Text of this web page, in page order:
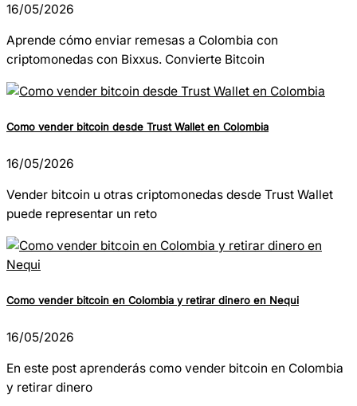
16/05/2026
Aprende cómo enviar remesas a Colombia con
criptomonedas con Bixxus. Convierte Bitcoin
Como vender bitcoin desde Trust Wallet en Colombia
16/05/2026
Vender bitcoin u otras criptomonedas desde Trust Wallet
puede representar un reto
Como vender bitcoin en Colombia y retirar dinero en Nequi
16/05/2026
En este post aprenderás como vender bitcoin en Colombia
y retirar dinero